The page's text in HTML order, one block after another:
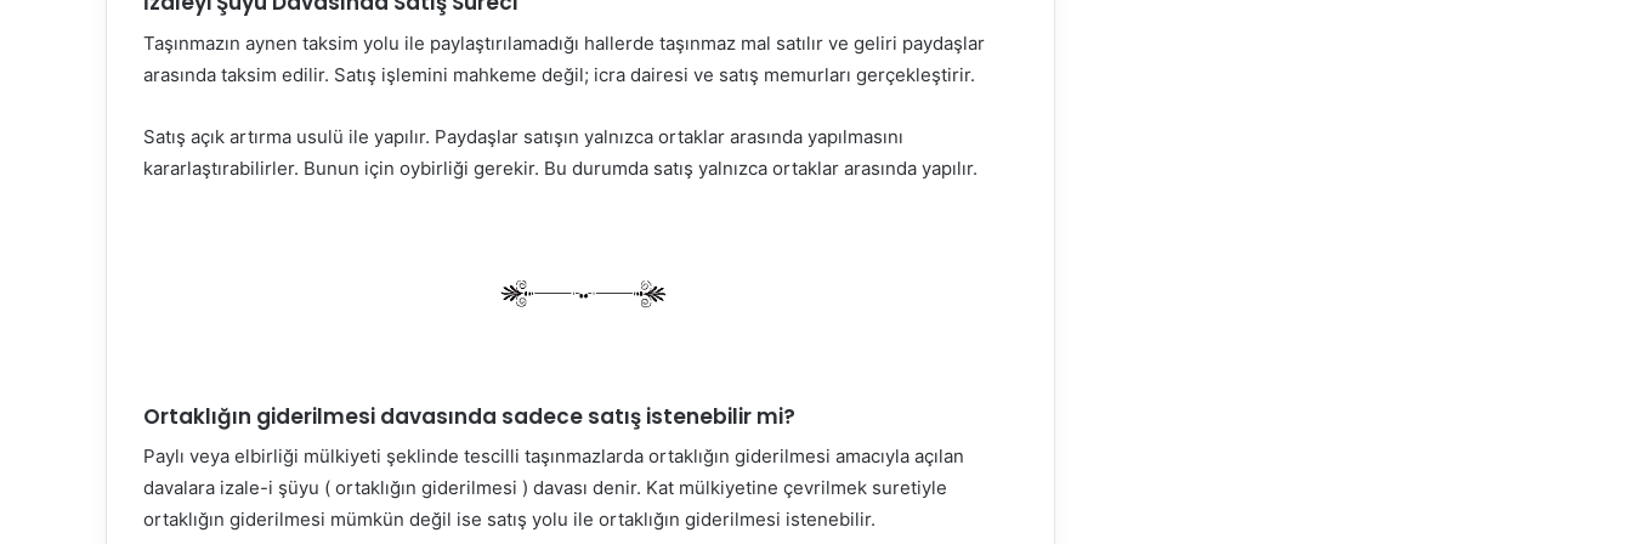
Taşınmazın aynen taksim yolu ile paylaştırılamadığı hallerde taşınmaz mal satılır ve geliri paydaşlar
arasında taksim edilir. Satış işlemini mahkeme değil; icra dairesi ve satış memurları gerçekleştirir.
Satış açık artırma usulü ile yapılır. Paydaşlar satışın yalnızca ortaklar arasında yapılmasını
kararlaştırabilirler. Bunun için oybirliği gerekir. Bu durumda satış yalnızca ortaklar arasında yapılır.
Ortaklığın giderilmesi davasında sadece satış istenebilir mi?
Paylı veya elbirliği mülkiyeti şeklinde tescilli taşınmazlarda ortaklığın giderilmesi amacıyla açılan
davalara izale-i şüyu ( ortaklığın giderilmesi ) davası denir. Kat mülkiyetine çevrilmek suretiyle
ortaklığın giderilmesi mümkün değil ise satış yolu ile ortaklığın giderilmesi istenebilir.